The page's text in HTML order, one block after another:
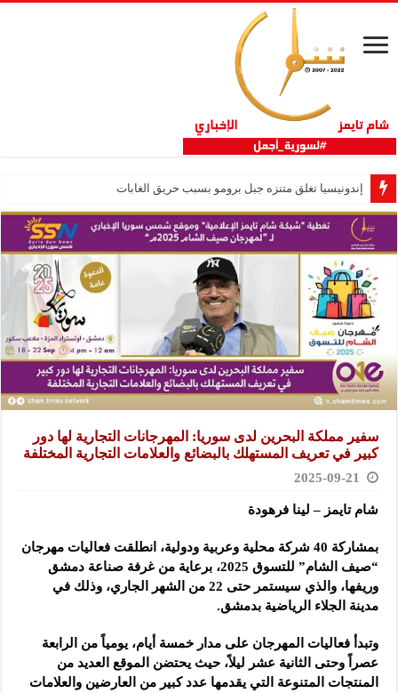
إندونيسيا تغلق متنزه جبل برومو بسبب حريق الغابات
سفير مملكة البحرين لدى سوريا: المهرجانات التجارية لها دور
كبير في تعريف المستهلك بالبضائع والعلامات التجارية المختلفة
2025-09-21
شام تايمز – لينا فرهودة
بمشاركة 40 شركة محلية وعربية ودولية، انطلقت فعاليات مهرجان
“صيف الشام” للتسوق 2025، برعاية من غرفة صناعة دمشق
وريفها، والذي سيستمر حتى 22 من الشهر الجاري، وذلك في
مدينة الجلاء الرياضية بدمشق.
وتبدأ فعاليات المهرجان على مدار خمسة أيام، يومياً من الرابعة
عصراً وحتى الثانية عشر ليلاً، حيث يحتضن الموقع العديد من
المنتجات المتنوعة التي يقدمها عدد كبير من العارضين والعلامات